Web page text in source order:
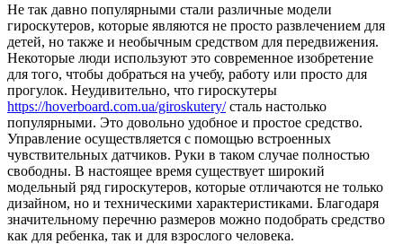
Не так давно популярными стали различные модели
гироскутеров, которые являются не просто развлечением для
детей, но также и необычным средством для передвижения.
Некоторые люди используют это современное изобретение
для того, чтобы добраться на учебу, работу или просто для
прогулок. Неудивительно, что гироскутеры
https://hoverboard.com.ua/giroskutery/сталь настолько
популярными. Это довольно удобное и простое средство.
Управление осуществляется с помощью встроенных
чувствительных датчиков. Руки в таком случае полностью
свободны. В настоящее время существует широкий
модельный ряд гироскутеров, которые отличаются не только
дизайном, но и техническими характеристиками. Благодаря
значительному перечню размеров можно подобрать средство
как для ребенка, так и для взрослого человека.